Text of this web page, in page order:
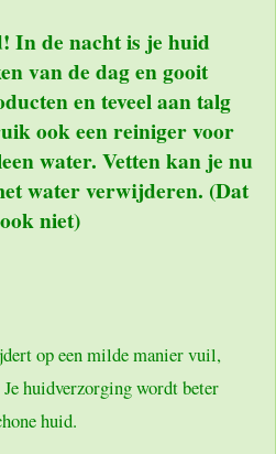
In de nacht is je huid
van de dag en gooit
en teveel aan talg
ook een reiniger voor
water. Vetten kan je nu
water verwijderen. (Dat
niet)
op een milde manier vuil,
huidverzorging wordt beter
huid.